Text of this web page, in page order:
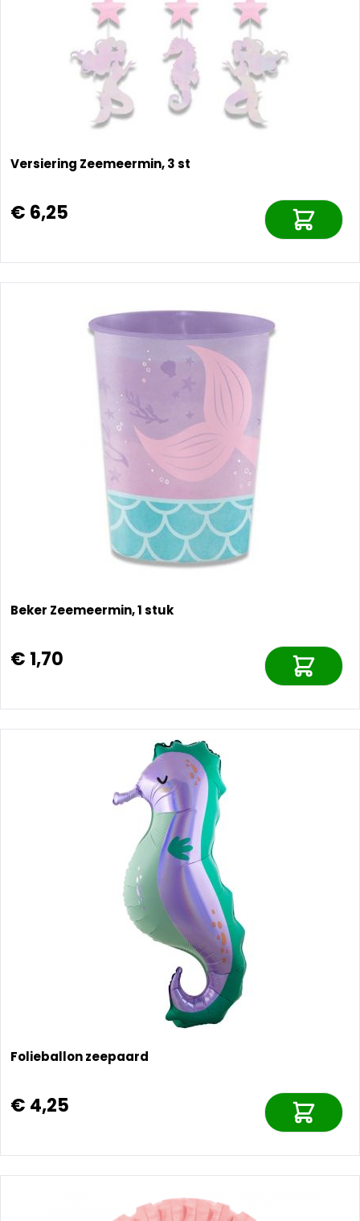
Versiering Zeemeermin, 3 st
€ 6,25
Beker Zeemeermin, 1 stuk
€ 1,70
Folieballon zeepaard
€ 4,25